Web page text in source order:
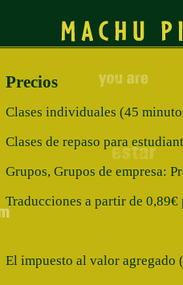
Precios
Clases individuales (45
Clases de repaso para
Grupos, Grupos de empresa:
Traducciones a partir de
El impuesto al valor agregado